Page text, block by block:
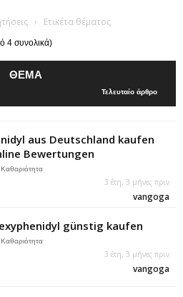
› Ετικέτα θέματος
4 συνολικά)
ΘΈΜΑ
Τελευταίο άρθρο
aus Deutschland kaufen
Bewertungen
Καθαριότητα
3 έτη, 3 μήνες πριν
vangoga
günstig kaufen
Καθαριότητα
3 έτη, 3 μήνες πριν
vangoga